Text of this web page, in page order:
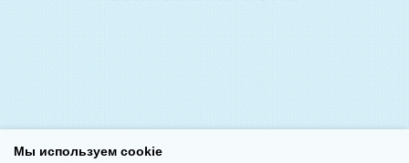
Мы используем cookie